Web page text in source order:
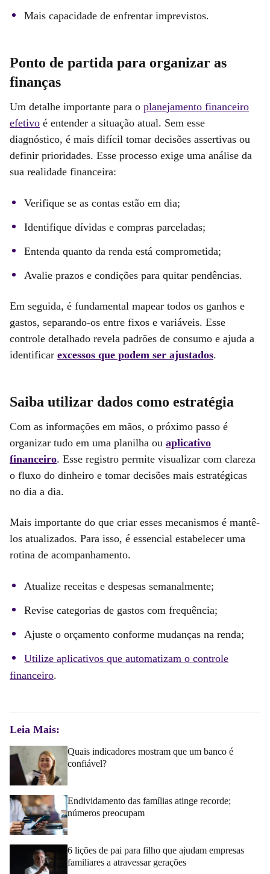
Mais capacidade de enfrentar imprevistos.
Ponto de partida para organizar as
finanças
Um detalhe importante para o planejamento financeiro
efetivo é entender a situação atual. Sem esse
diagnóstico, é mais difícil tomar decisões assertivas ou
definir prioridades. Esse processo exige uma análise da
sua realidade financeira:
Verifique se as contas estão em dia;
Identifique dívidas e compras parceladas;
Entenda quanto da renda está comprometida;
Avalie prazos e condições para quitar pendências.
Em seguida, é fundamental mapear todos os ganhos e
gastos, separando-os entre fixos e variáveis. Esse
controle detalhado revela padrões de consumo e ajuda a
identificar excessos que podem ser ajustados.
Saiba utilizar dados como estratégia
Com as informações em mãos, o próximo passo é
organizar tudo em uma planilha ou aplicativo
financeiro. Esse registro permite visualizar com clareza
o fluxo do dinheiro e tomar decisões mais estratégicas
no dia a dia.
Mais importante do que criar esses mecanismos é mantê-
los atualizados. Para isso, é essencial estabelecer uma
rotina de acompanhamento.
Atualize receitas e despesas semanalmente;
Revise categorias de gastos com frequência;
Ajuste o orçamento conforme mudanças na renda;
Utilize aplicativos que automatizam o controle
financeiro.
Leia Mais:
Quais indicadores mostram que um banco é
confiável?
Endividamento das famílias atinge recorde;
números preocupam
6 lições de pai para filho que ajudam empresas
familiares a atravessar gerações